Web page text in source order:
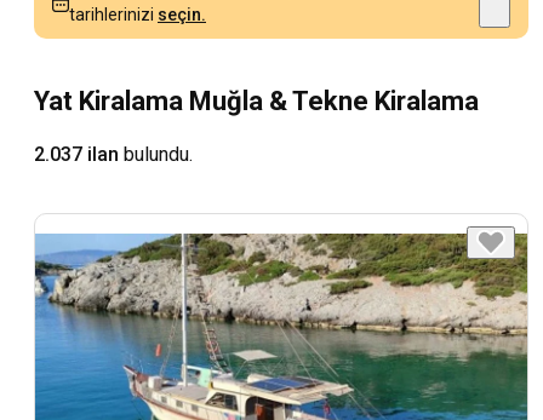
tarihlerinizi seçin.
Yat Kiralama Muğla & Tekne Kiralama
2.037 ilan bulundu.